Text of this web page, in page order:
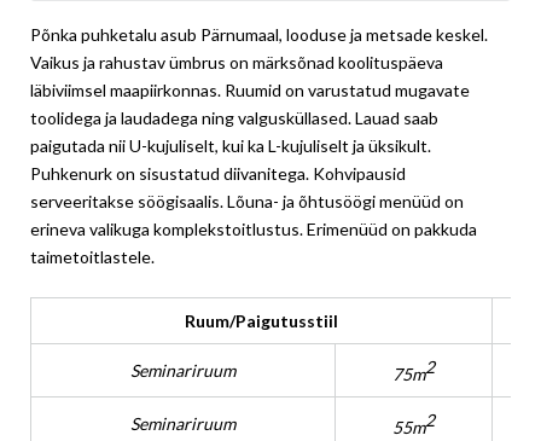
Põnka puhketalu asub Pärnumaal, looduse ja metsade keskel.
Vaikus ja rahustav ümbrus on märksõnad koolituspäeva
läbiviimsel maapiirkonnas. Ruumid on varustatud mugavate
toolidega ja laudadega ning valgusküllased. Lauad saab
paigutada nii U-kujuliselt, kui ka L-kujuliselt ja üksikult.
Puhkenurk on sisustatud diivanitega. Kohvipausid
serveeritakse söögisaalis. Lõuna- ja õhtusöögi menüüd on
erineva valikuga komplekstoitlustus. Erimenüüd on pakkuda
taimetoitlastele.
Ruum/Paigutusstiil
Seminariruum 75m2
Seminariruum 55m2